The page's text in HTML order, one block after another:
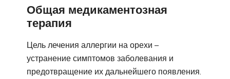
Общая медикаментозная
терапия
Цель лечения аллергии на орехи –
устранение симптомов заболевания и
предотвращение их дальнейшего появления.